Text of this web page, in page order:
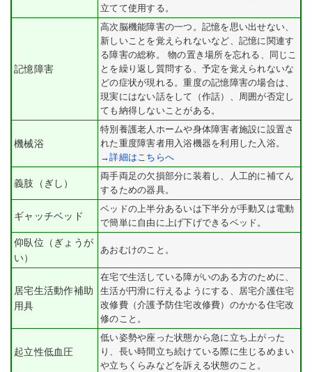
立てて使用する。
記憶障害
高次脳機能障害の一つ。記憶を思い出せない、
新しいことを覚えられないなど、記憶に関連す
る障害の総称。 物の置き場所を忘れる、同じこ
とを繰り返し質問する、予定を覚えられないな
どの症状が現れる。重度の記憶障害の場合は、
現実にはない話をして（作話）、周囲が否定し
ても納得しないことがある。
機械浴
特別養護老人ホームや身体障害者施設に設置さ
れた重度障害者用入浴機器を利用した入浴。
→詳細はこちらへ
義肢（ぎし）
両手両足の欠損部分に装着し、人工的に補てん
するための器具。
ギャッチベッド
ベッドの上半分あるいは下半分が手動又は電動
で簡単に自由に上げ下げできるベッド。
仰臥位（ぎょうが
い）
あおむけのこと。
居宅生活動作補助
用具
在宅で生活している障がいのある方のために、
生活が円滑に行えるようにする、居宅介護住宅
改修費（介護予防住宅改修費）のかかる住宅改
修のこと。
起立性低血圧
低い姿勢や座った状態から急に立ち上がった
り、長い時間立ち続けている際に生じるめまい
や立ちくらみなどを訴える状態のこと。